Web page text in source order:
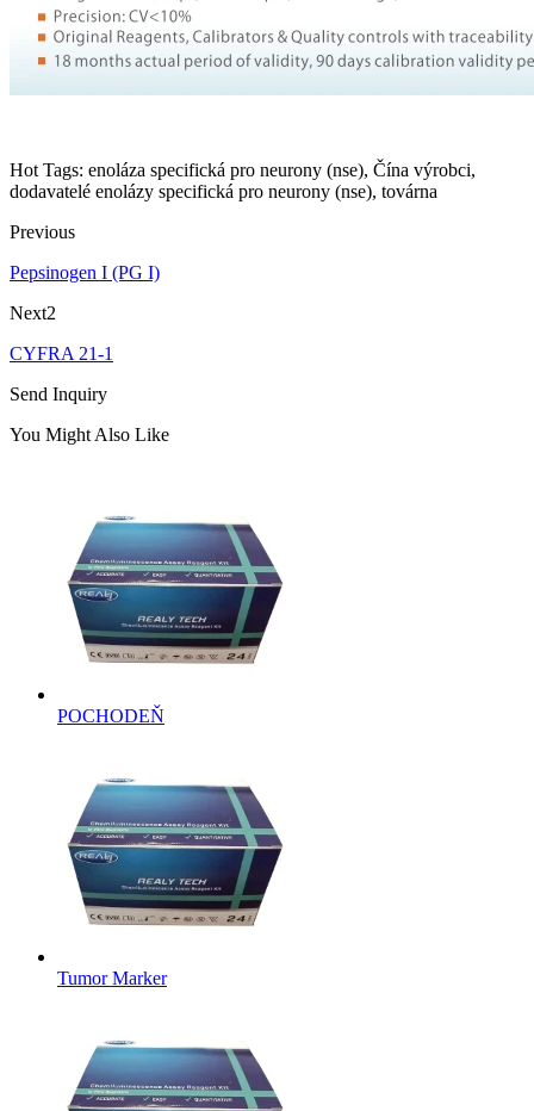
Hot Tags: enoláza specifická pro neurony (nse), Čína výrobci,
dodavatelé enolázy specifická pro neurony (nse), továrna
Previous
Pepsinogen I (PG I)
Next2
CYFRA 21-1
Send Inquiry
You Might Also Like
POCHODEŇ
Tumor Marker